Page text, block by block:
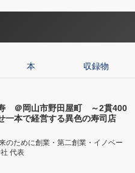
本 収録物
＠岡山市野田屋町 ～2貫400
一本で経営する異色の寿司店
のために創業・第二創業・イノベー
代表